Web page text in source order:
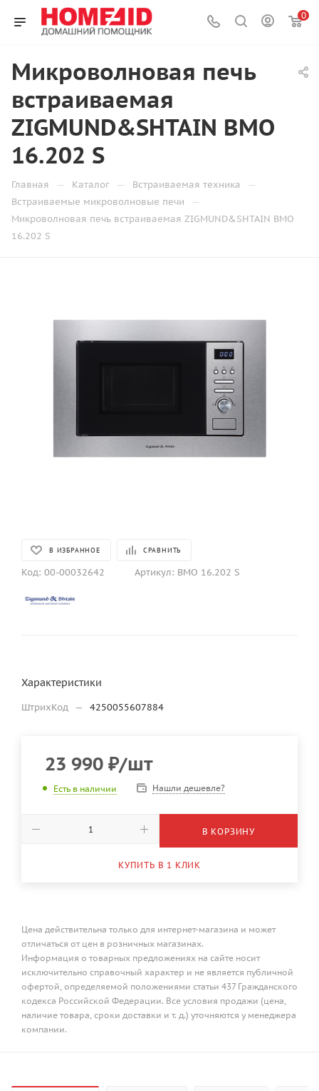
0
Микроволновая печь
встраиваемая
ZIGMUND&SHTAIN BMO
16.202 S
Главная — Каталог — Встраиваемая техника —
Встраиваемые микроволновые печи —
Микроволновая печь встраиваемая ZIGMUND&SHTAIN BMO
16.202 S
В ИЗБРАННОЕ СРАВНИТЬ
Код: 00-00032642 Артикул: BMO 16.202 S
Характеристики
ШтрихКод — 4250055607884
23 990 ₽/шт
Есть в наличии Нашли дешевле?
В КОРЗИНУ
КУПИТЬ В 1 КЛИК
Цена действительна только для интернет-магазина и может
отличаться от цен в розничных магазинах.
Информация о товарных предложениях на сайте носит
исключительно справочный характер и не является публичной
офертой, определяемой положениями статьи 437 Гражданского
кодекса Российской Федерации. Все условия продажи (цена,
наличие товара, сроки доставки и т. д.) уточняются у менеджера
компании.